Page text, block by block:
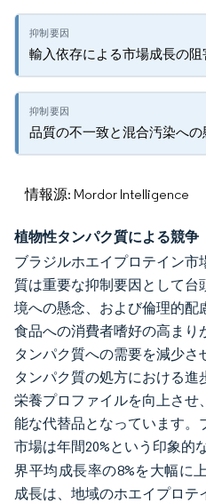
輸入依存による市場成長の阻
品質の不一致と混合汚染への
情報源: Mordor Intelligence
植物性タンパク質による競争
ブラジルホエイプロテイン市
質は重要な抑制要因として台
境への懸念、および倫理的配
食品への消費者嗜好の高まり
タンパク質への需要を減少
タンパク質の処方における
栄養プロファイルを向上させ
能な代替品となっています。
市場は年間20%という印象的
界平均成長率の8%を大幅に
成長は、地域のホエイプロテ